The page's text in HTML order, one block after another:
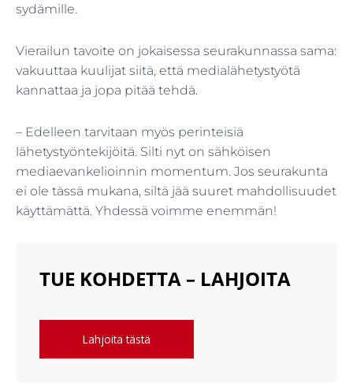
sydämille.
Vierailun tavoite on jokaisessa seurakunnassa sama:
vakuuttaa kuulijat siitä, että medialähetystyötä
kannattaa ja jopa pitää tehdä.
– Edelleen tarvitaan myös perinteisiä
lähetystyöntekijöitä. Silti nyt on sähköisen
mediaevankelioinnin momentum. Jos seurakunta
ei ole tässä mukana, siltä jää suuret mahdollisuudet
käyttämättä. Yhdessä voimme enemmän!
TUE KOHDETTA – LAHJOITA
Lahjoita tästä